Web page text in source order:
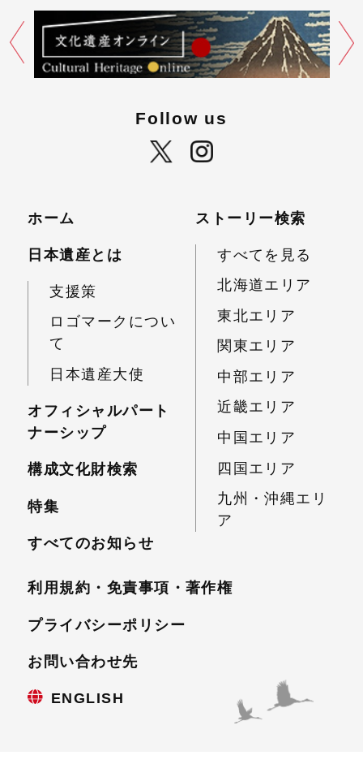
Follow us
ホーム
日本遺産とは
支援策
ロゴマークについ
て
日本遺産大使
オフィシャルパート
ナーシップ
構成文化財検索
特集
すべてのお知らせ
ストーリー検索
すべてを見る
北海道エリア
東北エリア
関東エリア
中部エリア
近畿エリア
中国エリア
四国エリア
九州・沖縄エリ
ア
利用規約・免責事項・著作権
プライバシーポリシー
お問い合わせ先
ENGLISH